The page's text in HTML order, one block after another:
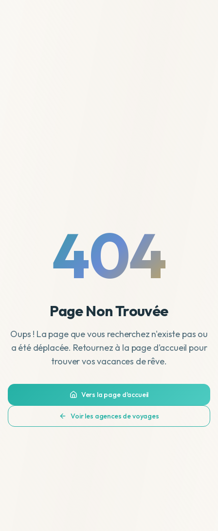
404
Page Non Trouvée
Oups ! La page que vous recherchez n'existe pas ou
a été déplacée. Retournez à la page d'accueil pour
trouver vos vacances de rêve.
Vers la page d'accueil
Voir les agences de voyages